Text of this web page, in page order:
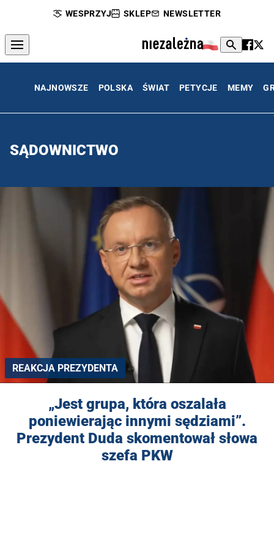
WESPRZYJ SKLEP NEWSLETTER
NAJNOWSZE POLSKA ŚWIAT PETYCJE MEMY
SĄDOWNICTWO
REAKCJA PREZYDENTA
„Jest grupa, która oszalała
poniewierając innymi sędziami”.
Prezydent Duda skomentował słowa
szefa PKW